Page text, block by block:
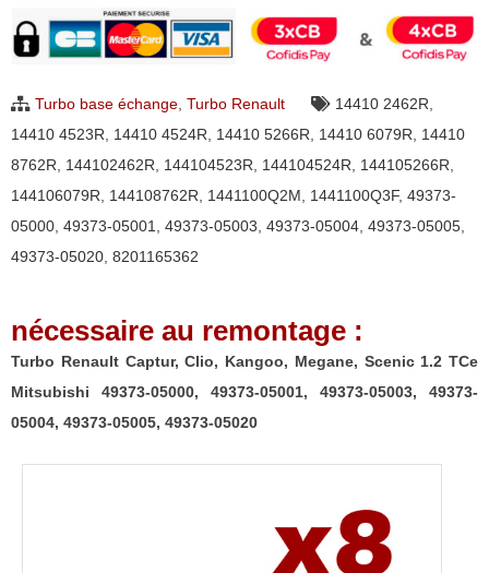
Renault
Captur,
Kangoo,
05000,
49373-
05001,
49373-
Turbo base échange Turbo Renault 14410 2462R
14410 4523R
14410 4524R 14410 5266R 14410 6079R
14410
8762R
144102462R 144104523R 144104524R 144105266R
144106079R
144108762R 1441100Q2M 1441100Q3F, 49373-
05000 49373-05001 49373-05003 49373-05004 49373-05005
49373-05020 8201165362
nécessaire au remontage :
Turbo Renault Captur, Clio, Kangoo, Megane, Scenic 1.2 TCe
Mitsubishi 49373-05000, 49373-05001, 49373-05003, 49373-
05004, 49373-05005, 49373-05020